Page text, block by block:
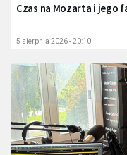
Czas na Mozarta i jego
5 sierpnia 2026 - 20:10